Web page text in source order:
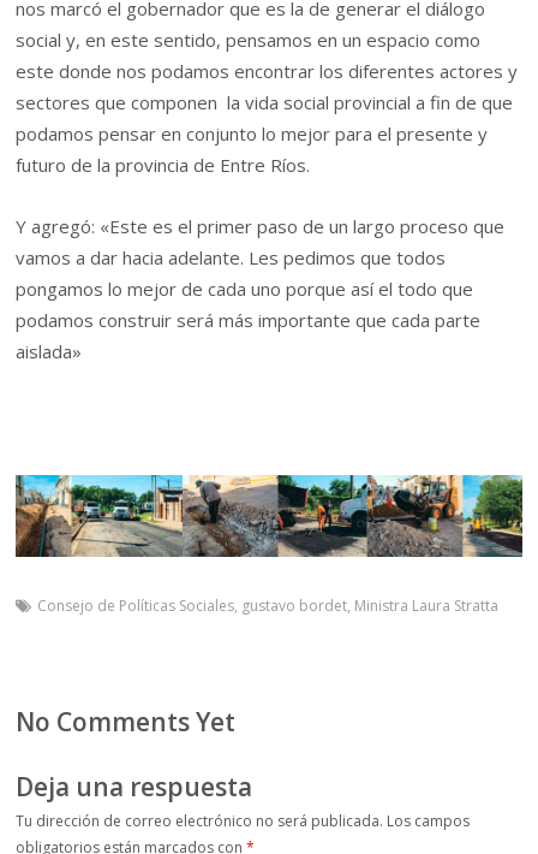
nos marcó el gobernador que es la de generar el diálogo
social y, en este sentido, pensamos en un espacio como
este donde nos podamos encontrar los diferentes actores y
sectores que componen la vida social provincial a fin de que
podamos pensar en conjunto lo mejor para el presente y
futuro de la provincia de Entre Ríos.
Y agregó: «Este es el primer paso de un largo proceso que
vamos a dar hacia adelante. Les pedimos que todos
pongamos lo mejor de cada uno porque así el todo que
podamos construir será más importante que cada parte
aislada»
Consejo de Políticas Sociales, gustavo bordet, Ministra Laura Stratta
No Comments Yet
Deja una respuesta
Tu dirección de correo electrónico no será publicada. Los campos
obligatorios están marcados con*